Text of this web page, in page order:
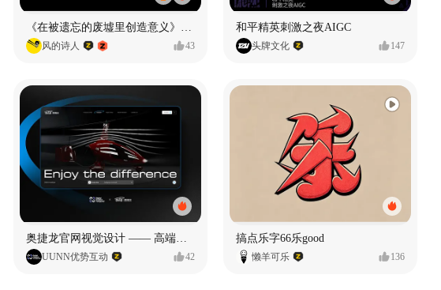
《在被遗忘的废墟里创造意义》#MVLAND嘻哈狂欢派对
风的诗人 43
和平精英刺激之夜AIGC
头牌文化 147
UUNN优势互动 42
搞点乐字66乐good
懒羊可乐 136